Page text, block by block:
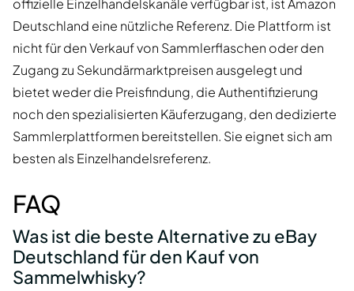
offizielle Einzelhandelskanäle verfügbar ist, ist Amazon
Deutschland eine nützliche Referenz. Die Plattform ist
nicht für den Verkauf von Sammlerflaschen oder den
Zugang zu Sekundärmarktpreisen ausgelegt und
bietet weder die Preisfindung, die Authentifizierung
noch den spezialisierten Käuferzugang, den dedizierte
Sammlerplattformen bereitstellen. Sie eignet sich am
besten als Einzelhandelsreferenz.
FAQ
Was ist die beste Alternative zu eBay
Deutschland für den Kauf von
Sammelwhisky?